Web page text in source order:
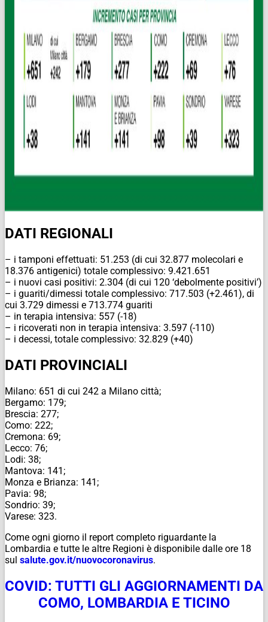
DATI REGIONALI
– i tamponi effettuati: 51.253 (di cui 32.877 molecolari e
18.376 antigenici) totale complessivo: 9.421.651
– i nuovi casi positivi: 2.304 (di cui 120 ‘debolmente positivi’)
– i guariti/dimessi totale complessivo: 717.503 (+2.461), di
cui 3.729 dimessi e 713.774 guariti
– in terapia intensiva: 557 (-18)
– i ricoverati non in terapia intensiva: 3.597 (-110)
– i decessi, totale complessivo: 32.829 (+40)
DATI PROVINCIALI
Milano: 651 di cui 242 a Milano città;
Bergamo: 179;
Brescia: 277;
Como: 222;
Cremona: 69;
Lecco: 76;
Lodi: 38;
Mantova: 141;
Monza e Brianza: 141;
Pavia: 98;
Sondrio: 39;
Varese: 323.
Come ogni giorno il report completo riguardante la
Lombardia e tutte le altre Regioni è disponibile dalle ore 18
sul salute.gov.it/nuovocoronavirus.
COVID: TUTTI GLI AGGIORNAMENTI DA
COMO, LOMBARDIA E TICINO